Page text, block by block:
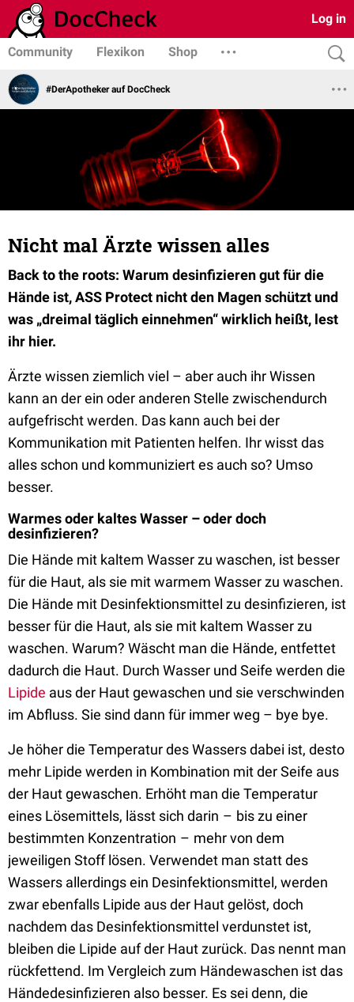
Log in
Community Flexikon Shop
#DerApotheker auf DocCheck
Nicht mal Ärzte wissen alles
Back to the roots: Warum desinfizieren gut für die
Hände ist, ASS Protect nicht den Magen schützt und
was „dreimal täglich einnehmen“ wirklich heißt, lest
ihr hier.
Ärzte wissen ziemlich viel – aber auch ihr Wissen
kann an der ein oder anderen Stelle zwischendurch
aufgefrischt werden. Das kann auch bei der
Kommunikation mit Patienten helfen. Ihr wisst das
alles schon und kommuniziert es auch so? Umso
besser.
Warmes oder kaltes Wasser – oder doch
desinfizieren?
Die Hände mit kaltem Wasser zu waschen, ist besser
für die Haut, als sie mit warmem Wasser zu waschen.
Die Hände mit Desinfektionsmittel zu desinfizieren, ist
besser für die Haut, als sie mit kaltem Wasser zu
waschen. Warum? Wäscht man die Hände, entfettet
dadurch die Haut. Durch Wasser und Seife werden die
Lipide aus der Haut gewaschen und sie verschwinden
im Abfluss. Sie sind dann für immer weg – bye bye.
Je höher die Temperatur des Wassers dabei ist, desto
mehr Lipide werden in Kombination mit der Seife aus
der Haut gewaschen. Erhöht man die Temperatur
eines Lösemittels, lässt sich darin – bis zu einer
bestimmten Konzentration – mehr von dem
jeweiligen Stoff lösen. Verwendet man statt des
Wassers allerdings ein Desinfektionsmittel, werden
zwar ebenfalls Lipide aus der Haut gelöst, doch
nachdem das Desinfektionsmittel verdunstet ist,
bleiben die Lipide auf der Haut zurück. Das nennt man
rückfettend. Im Vergleich zum Händewaschen ist das
Händedesinfizieren also besser. Es sei denn, die